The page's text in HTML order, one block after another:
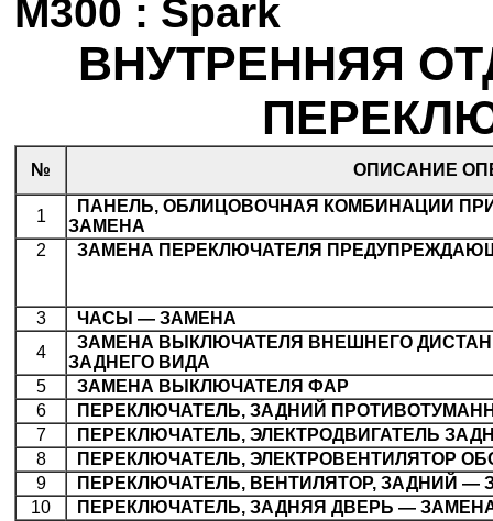
M300 : Spark
ВНУТРЕННЯЯ
№ ОПИСАНИЕ
1
ПАНЕЛЬ, ОБЛИЦОВОЧНАЯ КОМБИНАЦИИ
ЗАМЕНА
2
ЗАМЕНА ПЕРЕКЛЮЧАТЕЛЯ
3
ЧАСЫ — ЗАМЕНА
4
ЗАМЕНА ВЫКЛЮЧАТЕЛЯ ВНЕШНЕГО
ЗАДНЕГО ВИДА
5
ЗАМЕНА ВЫКЛЮЧАТЕЛЯ ФАР
6
ПЕРЕКЛЮЧАТЕЛЬ, ЗАДНИЙ
7
ПЕРЕКЛЮЧАТЕЛЬ, ЭЛЕКТРОДВИГАТЕЛЬ
8
ПЕРЕКЛЮЧАТЕЛЬ, ЭЛЕКТРОВЕНТИЛЯТОР
9
ПЕРЕКЛЮЧАТЕЛЬ, ВЕНТИЛЯТОР, ЗАДНИЙ —
10
ПЕРЕКЛЮЧАТЕЛЬ, ЗАДНЯЯ ДВЕРЬ —